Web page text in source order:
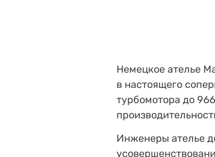
Немецкое ателье
в настоящего
турбомотора до
Инженеры ателье